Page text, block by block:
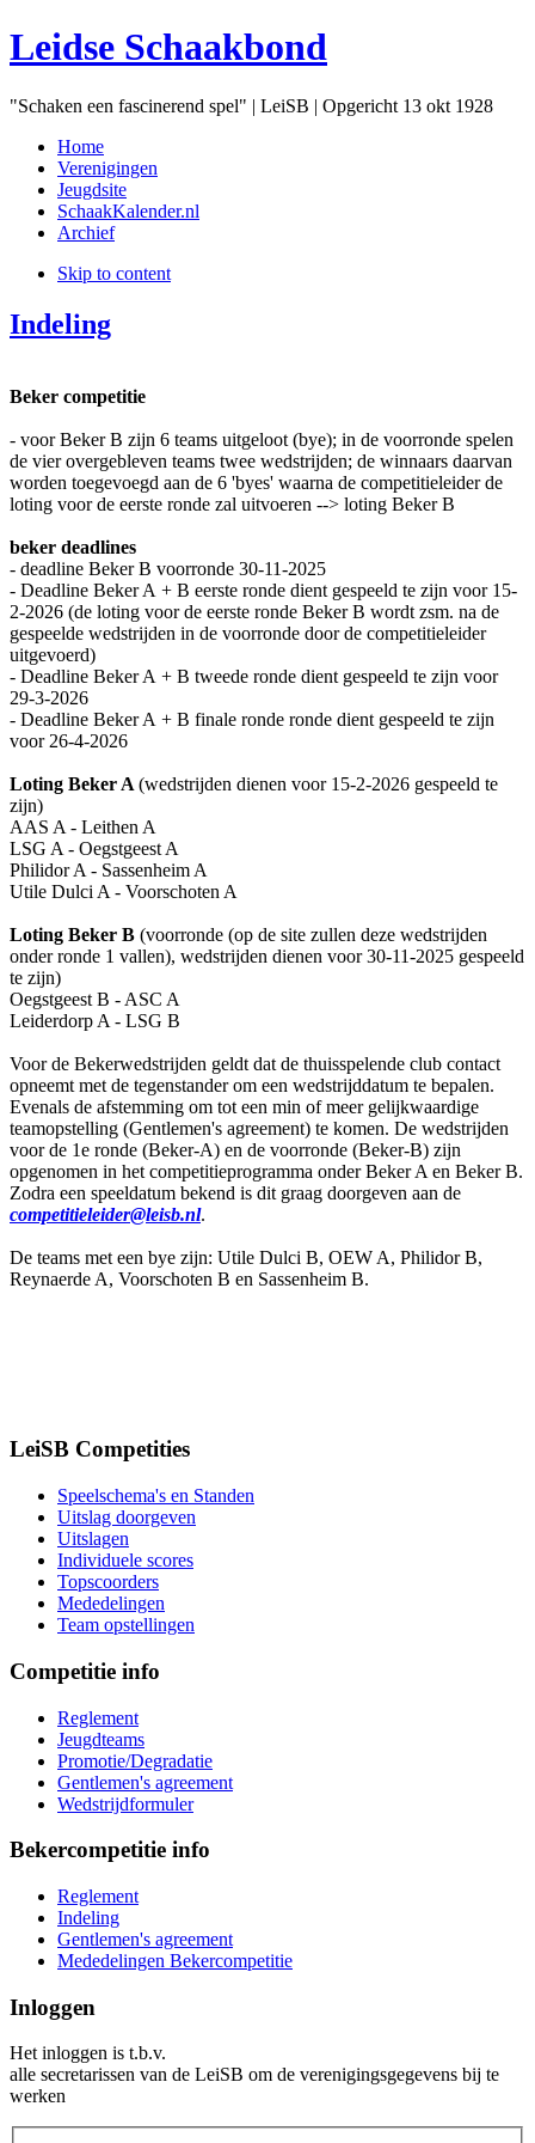
Leidse Schaakbond
"Schaken een fascinerend spel" | LeiSB | Opgericht 13 okt 1928
Home
Verenigingen
Jeugdsite
SchaakKalender.nl
Archief
Skip to content
Indeling
Beker competitie
- voor Beker B zijn 6 teams uitgeloot (bye); in de voorronde spelen
de vier overgebleven teams twee wedstrijden; de winnaars daarvan
worden toegevoegd aan de 6 'byes' waarna de competitieleider de
loting voor de eerste ronde zal uitvoeren --> loting Beker B
beker deadlines
- deadline Beker B voorronde 30-11-2025
- Deadline Beker A + B eerste ronde dient gespeeld te zijn voor 15-
2-2026 (de loting voor de eerste ronde Beker B wordt zsm. na de
gespeelde wedstrijden in de voorronde door de competitieleider
uitgevoerd)
- Deadline Beker A + B tweede ronde dient gespeeld te zijn voor
29-3-2026
- Deadline Beker A + B finale ronde ronde dient gespeeld te zijn
voor 26-4-2026
Loting Beker A (wedstrijden dienen voor 15-2-2026 gespeeld te
zijn)
AAS A - Leithen A
LSG A - Oegstgeest A
Philidor A - Sassenheim A
Utile Dulci A - Voorschoten A
Loting Beker B (voorronde (op de site zullen deze wedstrijden
onder ronde 1 vallen), wedstrijden dienen voor 30-11-2025 gespeeld
te zijn)
Oegstgeest B - ASC A
Leiderdorp A - LSG B
Voor de Bekerwedstrijden geldt dat de thuisspelende club contact
opneemt met de tegenstander om een wedstrijddatum te bepalen.
Evenals de afstemming om tot een min of meer gelijkwaardige
teamopstelling (Gentlemen's agreement) te komen. De wedstrijden
voor de 1e ronde (Beker-A) en de voorronde (Beker-B) zijn
opgenomen in het competitieprogramma onder Beker A en Beker B.
Zodra een speeldatum bekend is dit graag doorgeven aan de
competitieleider@leisb.nl.
De teams met een bye zijn: Utile Dulci B, OEW A, Philidor B,
Reynaerde A, Voorschoten B en Sassenheim B.
LeiSB Competities
Speelschema's en Standen
Uitslag doorgeven
Uitslagen
Individuele scores
Topscoorders
Mededelingen
Team opstellingen
Competitie info
Reglement
Jeugdteams
Promotie/Degradatie
Gentlemen's agreement
Wedstrijdformuler
Bekercompetitie info
Reglement
Indeling
Gentlemen's agreement
Mededelingen Bekercompetitie
Inloggen
Het inloggen is t.b.v.
alle secretarissen van de LeiSB om de verenigingsgegevens bij te
werken